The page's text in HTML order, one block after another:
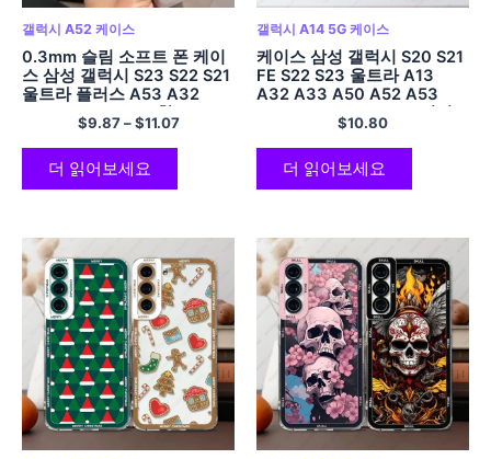
갤럭시 A52 케이스
0.3mm 슬림 소프트 폰 케이
스 삼성 갤럭시 S23 S22 S21
울트라 플러스 A53 A32
A52s A72 4G 5G 참고 20
초박형 무광택 투명 커버
$9.87–$11.07
더 읽어보세요
갤럭시 A14 5G 케이스
케이스 삼성 갤럭시 S20 S21
FE S22 S23 울트라 A13
A32 A33 A50 A52 A53
A73 A54 A14 소프트 커버
메리 크리스마스
$10.80
더 읽어보세요